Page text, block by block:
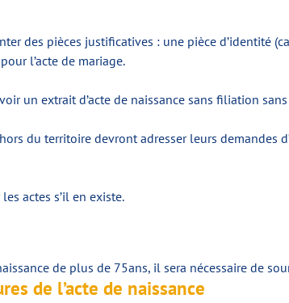
des pièces justificatives : une pièce d’identité
l’acte de mariage.
un extrait d’acte de naissance sans filiation
du territoire devront adresser leurs demandes
actes s’il en existe.
de plus de 75ans, il sera nécessaire de
de l’acte de naissance